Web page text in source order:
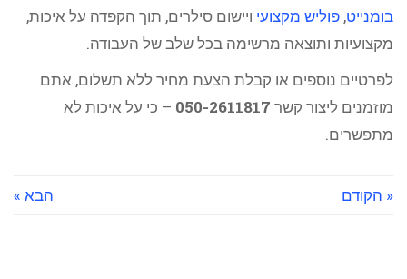
בומנייט, פוליש מקצועי ויישום סילרים, תוך הקפדה על איכות,
מקצועיות ותוצאה מרשימה בכל שלב של העבודה.
לפרטיים נוספים או קבלת הצעת מחיר ללא תשלום, אתם
מוזמנים ליצור קשר 050-2611817 – כי על איכות לא
מתפשרים.
« הקודם הבא »